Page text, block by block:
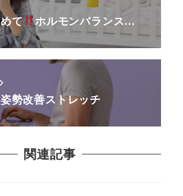
て ホルモンバランス…
勢改善ストレッチ
関連記事